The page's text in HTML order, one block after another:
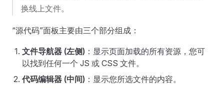
换线上文件。
“源代码”面板主要由三个部分组成：
文件导航器 (左侧) ：显示页面加载的所有资源，您可
以找到任何一个 JS 或 CSS 文件。
代码编辑器 (中间) ：显示您所选文件的内容。